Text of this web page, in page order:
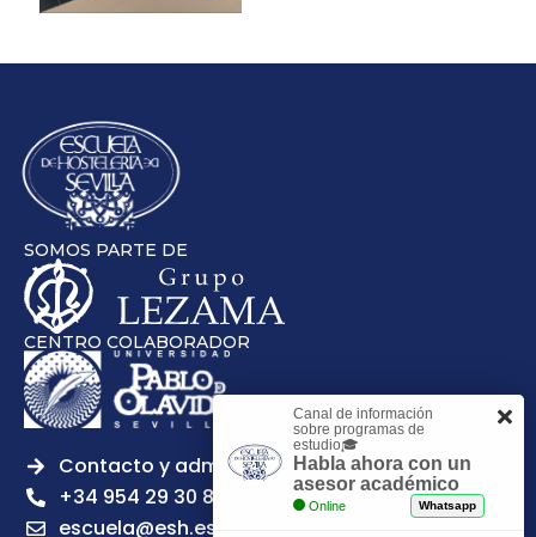
SOMOS PARTE DE
CENTRO COLABORADOR
Contacto y admisiones
+34 954 29 30 81
escuela@esh.es
Canal de información
sobre programas de
estudio🎓
Habla ahora con un
asesor académico
Online Whatsapp